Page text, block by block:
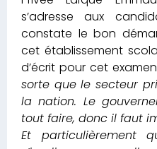
s’adresse aux
constate le bon
cet établissement
d’écrit pour cet
sorte que le secteur
la nation. Le
tout faire, donc il faut
Et particulièrement